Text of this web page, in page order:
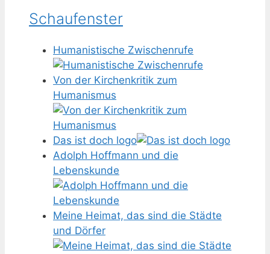
Schaufenster
Humanistische Zwischenrufe
Von der Kirchenkritik zum
Humanismus
Das ist doch logo
Adolph Hoffmann und die
Lebenskunde
Meine Heimat, das sind die Städte
und Dörfer